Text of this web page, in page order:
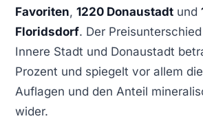
Favoriten, 1220 Donaustadt und
Floridsdorf. Der
Innere Stadt und Donaustadt
Prozent und spiegelt vor allem
Auflagen und den Anteil
wider.